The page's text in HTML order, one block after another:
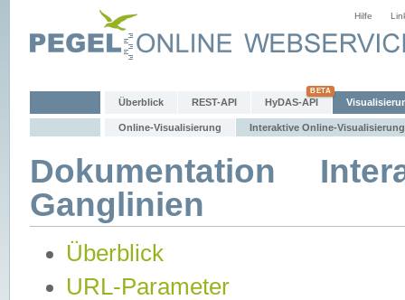
Hilfe
Überblick REST-API HyDAS-API
Online-Visualisierung Interaktive Online-Visualisierung
Dokumentation
Ganglinien
Überblick
URL-Parameter